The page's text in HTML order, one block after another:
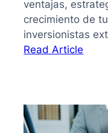
ventajas,
crecimiento de
inversionistas
Read Article
y